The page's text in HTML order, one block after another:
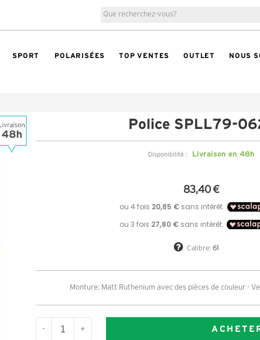
SPORT POLARISÉES TOP VENTES OUTLET NOUS
Police SPLL79-
Disponibilité : Livraison en 48h
83,40 €
Calibre: 61
Monture: Matt Ruthenium avec des pièces de couleur -
- +